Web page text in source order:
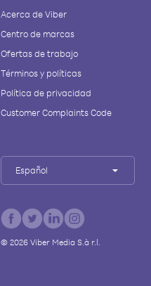
Acerca de Viber
Centro de marcas
Ofertas de trabajo
Términos y políticas
Política de privacidad
Customer Complaints Code
Español
© 2026Viber Media S.à r.l.